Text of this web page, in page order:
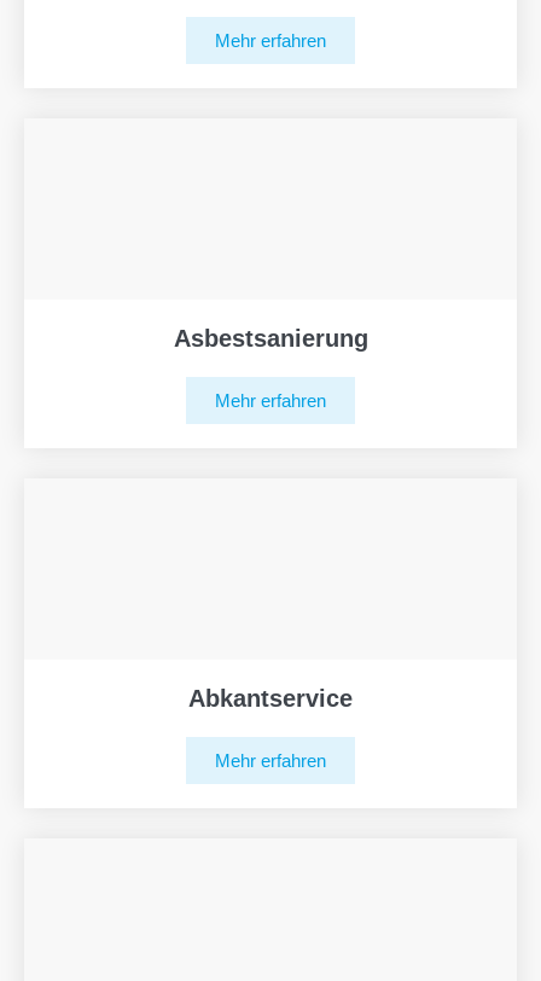
Mehr erfahren
Asbestsanierung
Mehr erfahren
Abkantservice
Mehr erfahren